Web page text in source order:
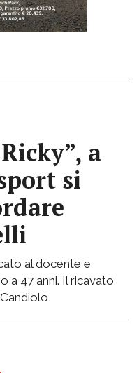
a
si
al docente e
a 47 anni. Il ricavato